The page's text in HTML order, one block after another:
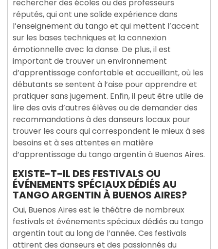
rechercher des écoles ou des professeurs
réputés, qui ont une solide expérience dans
l’enseignement du tango et qui mettent l’accent
sur les bases techniques et la connexion
émotionnelle avec la danse. De plus, il est
important de trouver un environnement
d’apprentissage confortable et accueillant, où les
débutants se sentent à l’aise pour apprendre et
pratiquer sans jugement. Enfin, il peut être utile de
lire des avis d’autres élèves ou de demander des
recommandations à des danseurs locaux pour
trouver les cours qui correspondent le mieux à ses
besoins et à ses attentes en matière
d’apprentissage du tango argentin à Buenos Aires.
EXISTE-T-IL DES FESTIVALS OU
ÉVÉNEMENTS SPÉCIAUX DÉDIÉS AU
TANGO ARGENTIN À BUENOS AIRES?
Oui, Buenos Aires est le théâtre de nombreux
festivals et événements spéciaux dédiés au tango
argentin tout au long de l’année. Ces festivals
attirent des danseurs et des passionnés du